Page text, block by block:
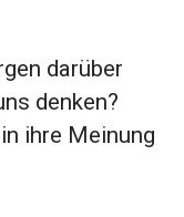
darüber
denken?
ihre Meinung